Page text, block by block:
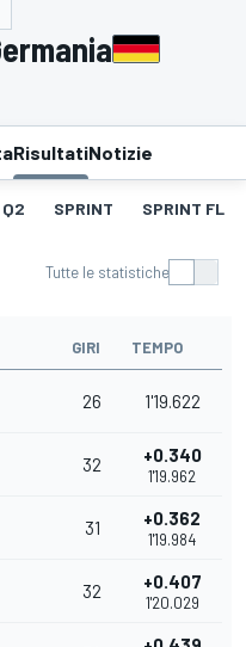
RisultatiNotizie
Q2 SPRINT SPRINT FL
Tutte le statistiche
GIRI TEMPO
26 1'19.622
32 +0.340
1'19.962
31 +0.362
1'19.984
32 +0.407
1'20.029